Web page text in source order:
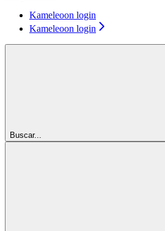
Kameleoon login
Kameleoon login
Buscar...